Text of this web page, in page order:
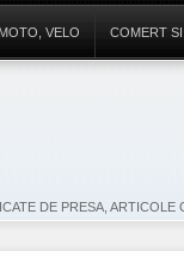
DE PRESA,
VELO COMERT